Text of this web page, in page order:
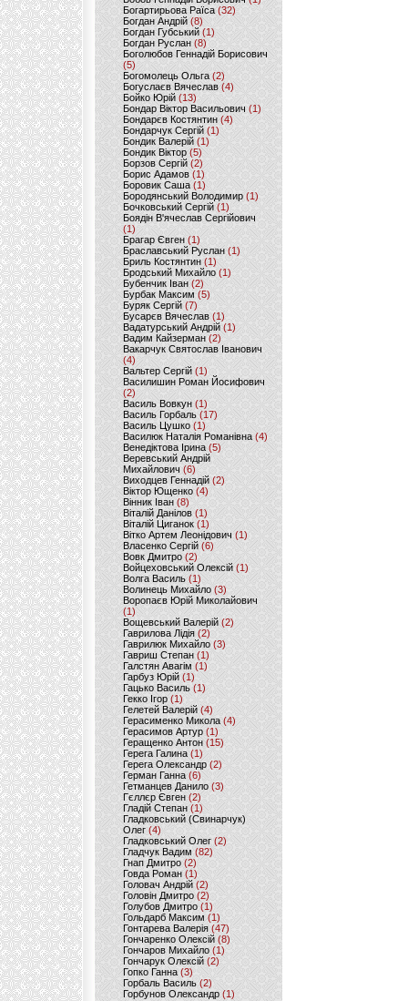
Богартирьова Раїса (32)
Богдан Андрій(8)
Богдан Губський (1)
Богдан Руслан(8)
Боголюбов Геннадій Борисович
(5)
Богомолець Ольга (2)
Богуслаєв Вячеслав (4)
Бойко Юрій (13)
Бондар Віктор Васильович (1)
Бондарєв Костянтин (4)
Бондарчук Сергій(1)
Бондик Валерій (1)
Бондик Віктор(5)
Борзов Сергiй (2)
Борис Адамов(1)
Боровик Саша (1)
Бородянський Володимир (1)
Бочковський Сергій (1)
Боядін В'ячеслав Сергійович
(1)
Брагар Євген (1)
Браславський Руслан (1)
Бриль Костянтин (1)
Бродський Михайло (1)
Бубенчик Іван(2)
Бурбак Максим (5)
Буряк Сергій (7)
Бусарєв Вячеслав (1)
Вадатурський Андрій (1)
Вадим Кайзерман (2)
Вакарчук Святослав Іванович
(4)
Вальтер Сергій (1)
Василишин Роман Йосифович
(2)
Василь Вовкун (1)
Василь Горбаль (17)
Василь Цушко (1)
Василюк Наталія Романівна (4)
Венедіктова Ірина(5)
Веревський Андрій
Михайлович (6)
Виходцев Геннадій (2)
Віктор Ющенко (4)
Вінник Іван (8)
Віталій Данілов (1)
Віталій Циганок (1)
Вітко Артем Леонідович(1)
Власенко Сергій (6)
Вовк Дмитро(2)
Войцеховський Олексій(1)
Волга Василь (1)
Волинець Михайло (3)
Воропаєв Юрій Миколайович
(1)
Вощевський Валерій(2)
Гаврилова Лідія (2)
Гаврилюк Михайло (3)
Гавриш Степан (1)
Галстян Авагім (1)
Гарбуз Юрій (1)
Гацько Василь (1)
Гекко Ігор(1)
Гелетей Валерій (4)
Герасименко Микола (4)
Герасимов Артур (1)
Геращенко Антон(15)
Герега Галина (1)
Герега Олександр (2)
Герман Ганна (6)
Гетманцев Данило (3)
Гєллєр Євген (2)
Гладій Степан(1)
Гладковський (Свинарчук)
Олег (4)
Гладковський Олег (2)
Гладчук Вадим (82)
Гнап Дмитро (2)
Говда Роман(1)
Головач Андрій (2)
Головін Дмитро (2)
Голубов Дмитро (1)
Гольдарб Максим(1)
Гонтарева Валерія (47)
Гончаренко Олексій(8)
Гончаров Михайло (1)
Гончарук Олексій (2)
Гопко Ганна (3)
Горбаль Василь (2)
Горбунов Олександр (1)